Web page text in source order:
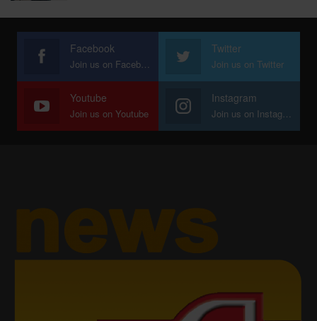
Facebook
Join us on Facebook
Twitter
Join us on Twitter
Youtube
Join us on Youtube
Instagram
Join us on Instagram